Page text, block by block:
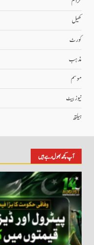
کھیل
کورٹ
مذہب
موسم
نیوز بیٹ
ہیلتھ
آپ کچھ بھول رہے ہیں